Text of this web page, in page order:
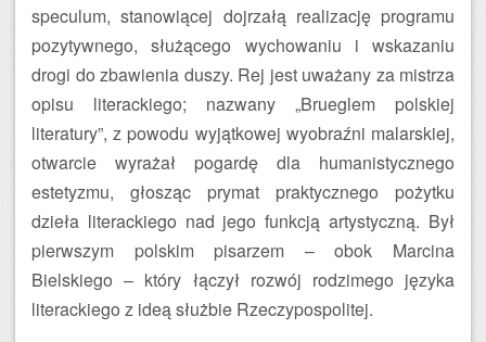
speculum, stanowiącej dojrzałą realizację programu
pozytywnego, służącego wychowaniu i wskazaniu
drogi do zbawienia duszy. Rej jest uważany za mistrza
opisu literackiego; nazwany „Brueglem polskiej
literatury”, z powodu wyjątkowej wyobraźni malarskiej,
otwarcie wyrażał pogardę dla humanistycznego
estetyzmu, głosząc prymat praktycznego pożytku
dzieła literackiego nad jego funkcją artystyczną. Był
pierwszym polskim pisarzem – obok Marcina
Bielskiego – który łączył rozwój rodzimego języka
literackiego z ideą służbie Rzeczypospolitej.